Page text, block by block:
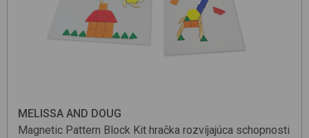
MELISSA AND DOUG
Magnetic Pattern Block Kit hračka rozvíjajúca schopnosti